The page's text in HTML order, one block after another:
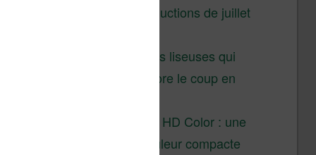
Vivlio – réductions de juillet
3 anciennes liseuses qui
valent encore le coup en
Vivlio Light HD Color : une
liseuse couleur compacte